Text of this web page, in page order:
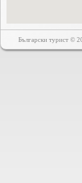
Български турист ©